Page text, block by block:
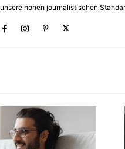
unsere hohen journalistischen